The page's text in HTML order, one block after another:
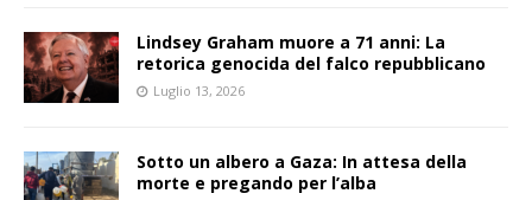
Lindsey Graham muore a 71 anni: La
retorica genocida del falco repubblicano
Luglio 13, 2026
Sotto un albero a Gaza: In attesa della
morte e pregando per l’alba